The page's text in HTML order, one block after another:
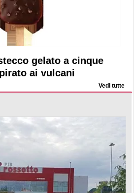
gelato a cinque
ai vulcani
Vedi tutte